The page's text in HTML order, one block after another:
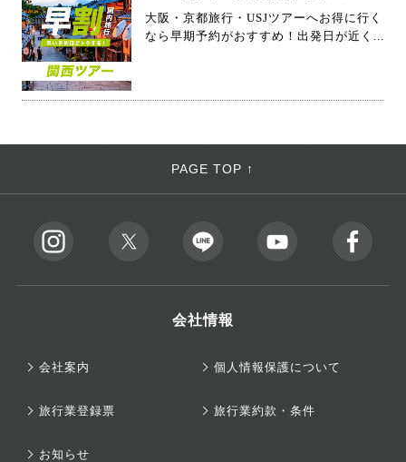
大阪・京都旅行・USJツアーへお得に行く
なら早期予約がおすすめ！出発日が近く...
PAGE TOP ↑
会社情報
会社案内 個人情報保護について
旅行業登録票 旅行業約款・条件
お知らせ